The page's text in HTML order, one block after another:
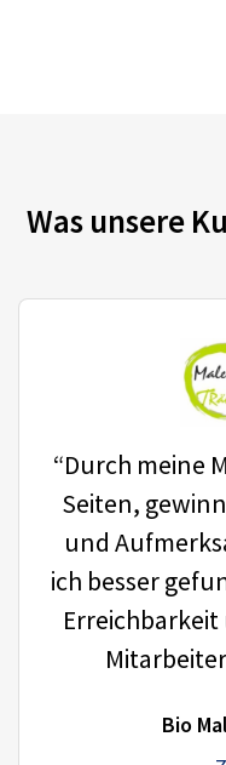
Was unsere
“Durch meine
Seiten,
und
ich besser
Bio